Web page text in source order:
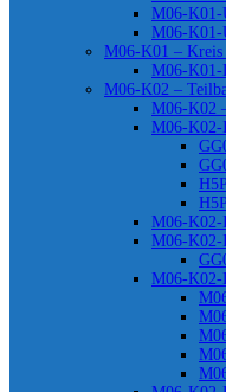
M06-K01-
M06-K01-
M06-K01 –
M06-K01-
M06-K02 –
M06-K02
M06-K02-
M06-K02-
M06-K02-
M06-K02-